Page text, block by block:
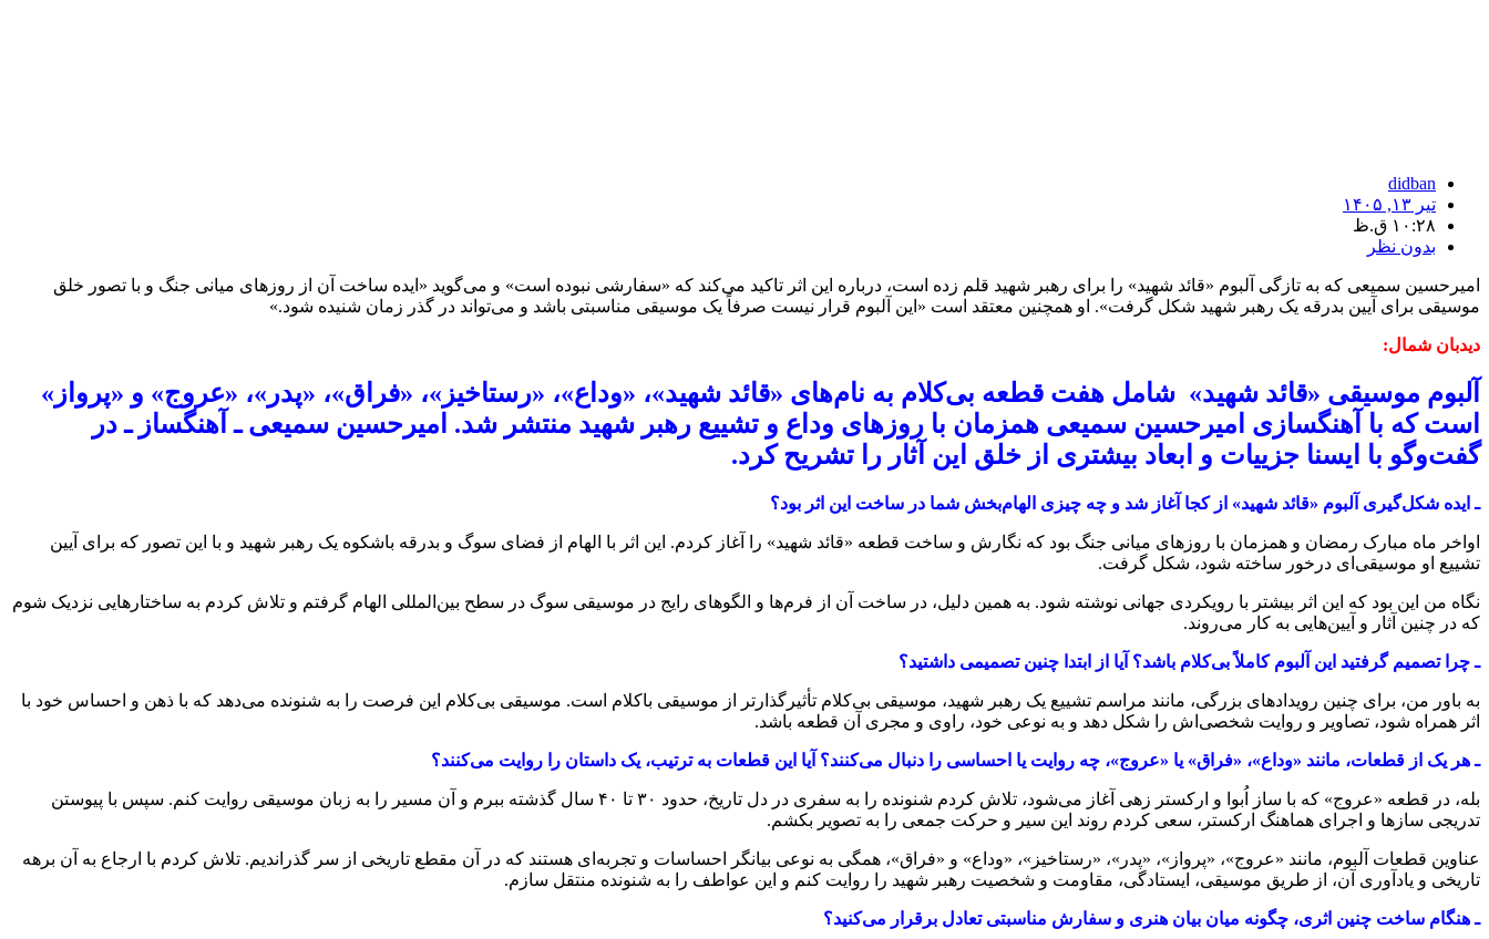
didban
تیر ۱۳, ۱۴۰۵
۱۰:۲۸ ق.ظ
بدون نظر
امیرحسین سمیعی که به تازگی آلبوم «قائد شهید» را برای رهبر شهید قلم زده است، درباره این اثر تاکید می‌کند که «سفارشی نبوده است» و می‌گوید «ایده ساخت آن از روزهای میانی جنگ و با تصور خلق
موسیقی برای آیین بدرقه یک رهبر شهید شکل گرفت». او همچنین معتقد است «این آلبوم قرار نیست صرفاً یک موسیقی مناسبتی باشد و می‌تواند در گذر زمان شنیده شود.»
دیدبان شمال:
آلبوم موسیقی «قائد شهید» شامل هفت قطعه بی‌کلام به نام‌های «قائد شهید»، «وداع»، «رستاخیز»، «فراق»، «پدر»، «عروج» و «پرواز»
است که با آهنگسازی امیرحسین سمیعی همزمان با روزهای وداع و تشییع رهبر شهید منتشر شد. امیرحسین سمیعی ـ آهنگساز ـ در
گفت‌وگو با ایسنا جزییات و ابعاد بیشتری از خلق این آثار را تشریح کرد.
ـ ایده شکل‌گیری آلبوم «قائد شهید» از کجا آغاز شد و چه چیزی الهام‌بخش شما در ساخت این اثر بود؟
اواخر ماه مبارک رمضان و همزمان با روزهای میانی جنگ بود که نگارش و ساخت قطعه «قائد شهید» را آغاز کردم. این اثر با الهام از فضای سوگ و بدرقه باشکوه یک رهبر شهید و با این تصور که برای آیین
تشییع او موسیقی‌ای درخور ساخته شود، شکل گرفت.
نگاه من این بود که این اثر بیشتر با رویکردی جهانی نوشته شود. به همین دلیل، در ساخت آن از فرم‌ها و الگوهای رایج در موسیقی سوگ در سطح بین‌المللی الهام گرفتم و تلاش کردم به ساختارهایی نزدیک شوم
که در چنین آثار و آیین‌هایی به کار می‌روند.
ـ چرا تصمیم گرفتید این آلبوم کاملاً بی‌کلام باشد؟ آیا از ابتدا چنین تصمیمی داشتید؟
به باور من، برای چنین رویدادهای بزرگی، مانند مراسم تشییع یک رهبر شهید، موسیقی بی‌کلام تأثیرگذارتر از موسیقی باکلام است. موسیقی بی‌کلام این فرصت را به شنونده می‌دهد که با ذهن و احساس خود با
اثر همراه شود، تصاویر و روایت شخصی‌اش را شکل دهد و به نوعی خود، راوی و مجری آن قطعه باشد.
ـ هر یک از قطعات، مانند «وداع»، «فراق» یا «عروج»، چه روایت یا احساسی را دنبال می‌کنند؟ آیا این قطعات به ترتیب، یک داستان را روایت می‌کنند؟
بله، در قطعه «عروج» که با ساز اُبوا و ارکستر زهی آغاز می‌شود، تلاش کردم شنونده را به سفری در دل تاریخ، حدود ۳۰ تا ۴۰ سال گذشته ببرم و آن مسیر را به زبان موسیقی روایت کنم. سپس با پیوستن
تدریجی سازها و اجرای هماهنگ ارکستر، سعی کردم روند این سیر و حرکت جمعی را به تصویر بکشم.
عناوین قطعات آلبوم، مانند «عروج»، «پرواز»، «پدر»، «رستاخیز»، «وداع» و «فراق»، همگی به نوعی بیانگر احساسات و تجربه‌ای هستند که در آن مقطع تاریخی از سر گذراندیم. تلاش کردم با ارجاع به آن برهه
تاریخی و یادآوری آن، از طریق موسیقی، ایستادگی، مقاومت و شخصیت رهبر شهید را روایت کنم و این عواطف را به شنونده منتقل سازم.
ـ هنگام ساخت چنین اثری، چگونه میان بیان هنری و سفارش مناسبتی تعادل برقرار می‌کنید؟